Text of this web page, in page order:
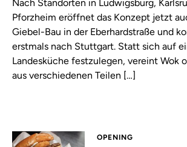
Nach Standorten in Ludwigsburg,
Pforzheim eröffnet das Konzept jetzt
Giebel-Bau in der Eberhardstraße und
erstmals nach Stuttgart. Statt sich auf
Landesküche festzulegen, vereint Wok
aus verschiedenen Teilen […]
OPENING